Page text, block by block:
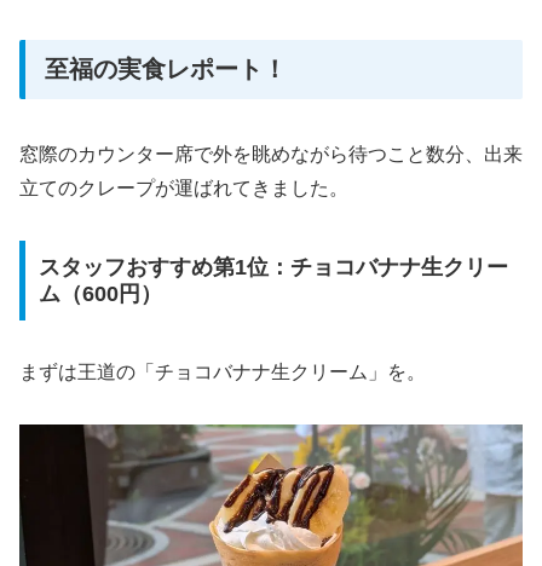
至福の実食レポート！
窓際のカウンター席で外を眺めながら待つこと数分、出来
立てのクレープが運ばれてきました。
スタッフおすすめ第1位：チョコバナナ生クリー
ム（600円）
まずは王道の「チョコバナナ生クリーム」を。